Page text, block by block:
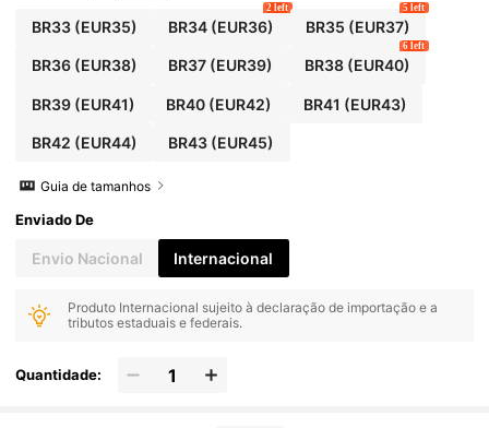
BR33(EUR35) BR34 (EUR36)
2 left
BR35 (EUR37)
5 left
BR36(EUR38) BR37 (EUR39) BR38(EUR40)
6 left
BR39(EUR41) BR40 (EUR42) BR41 (EUR43)
BR42 (EUR44) BR43 (EUR45)
Guia de tamanhos
Enviado De
Envio Nacional Internacional
Produto Internacional sujeito à declaração de importação e a
tributos estaduais e federais.
Quantidade: